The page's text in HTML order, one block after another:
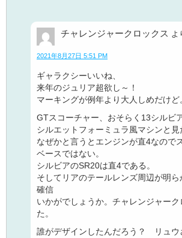
チャレンジャークロックス よ
2021年8月27日 5:51 PM
ギャラクシーいいね、
来年のジュリア超欲し～！
マーキングが例年より大人しめだけど
GTスコーチャー、おそらく13シルビ
シルエットフォーミュラ風マシンと見
なぜかと言うとエンジンが直4なので
ベースではない。
シルビアのSR20は直4である。
そしてリアのテールレンズ周辺が明
確信
いかがでしょうか。チャレンジャーク
た。
誰がデザインしたんだろう？ リュウ